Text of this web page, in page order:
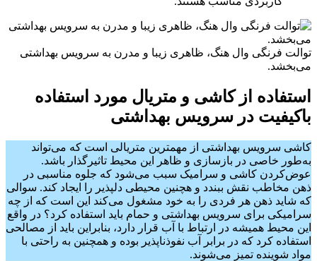
توالت فرنگی وال هنگ، ظاهری زیبا و مدرن به سرویس بهداشتی
می‌بخشد.
استفاده از کاشی و متریال مورد استفاده
باکیفیت در سرویس بهداشتی
کاشی سرویس بهداشتی از مهمترین متریالی است که می‌تواند
به‌طور خاصی در بازسازی و ظاهر این محیط تاثیرگذار باشد.
عوض‌کردن کاشی و سرامیک سبب می‌شود که جلوه مناسبی در
ذهن مخاطب نقش ببندد و هچنین محیطی دلپذیر را ایجاد کند. سوالی
که شاید ذهن هر فردی را به خود مشغول می‌کند این است که از چه
سرامیکی برای سرویس بهداشتی و حمام باید استفاده کرد؟ در واقع
این محیط همیشه در ارتباط با آب قرار دارد، بنابراین باید از مصالحی
استفاده کرد که در برابر آب نفوذناپذیر بوده و همچنین به راحتی با
مواد شوینده تمیز می‌شوند.